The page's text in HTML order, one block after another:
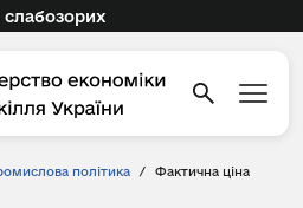
слабозорих
політика /
Фактична ціна